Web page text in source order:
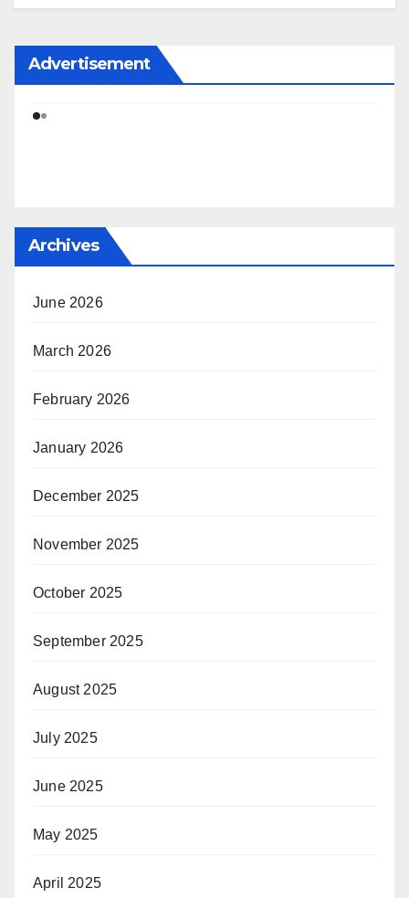
Advertisement
Archives
June 2026
March 2026
February 2026
January 2026
December 2025
November 2025
October 2025
September 2025
August 2025
July 2025
June 2025
May 2025
April 2025